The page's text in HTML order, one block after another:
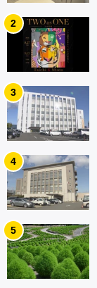
2
3
4
5